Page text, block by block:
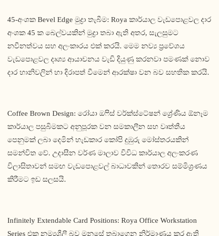
45-අංශක Bevel Edge මුද්‍රා තැබීම: Roya කාර්යාල වැඩපොළවල දාර
අංශක 45 ක බෙල්වයකින් මුද්‍රා තබා ඇති අතර, සැලසුමට
නවීනත්වය සහ අලංකාරය එක් කරයි. මෙම නව්‍ය ප්‍රවේශය
වැඩපොළවල දෘශ්‍ය ආයාචනය වැඩි දියුණු කරනවා පමණක් නොව
දාර හානිවලින් හා දිරාපත් වීමෙන් ආරක්ෂා වන බව සහතික කරයි.
Coffee Brown Design: රෝයා ඔෆිස් වර්ක්ස්ටේෂන් ශ්‍රේණිය ඕනෑම
කාර්යාල පසුබිමකට අනුපූරක වන සමකාලීන සහ වෘත්තීය
පෙනුමක් ලබා දෙමින් හැඩකාර කෝපි දුඹුරු මෝස්තරයකින්
සමන්විත වේ. උදාසීන වර්ණ මාලාව විවිධ කාර්යාල අලංකරණ
විලාසිතාවන් සමඟ වැඩපොළවල් බාධාවකින් තොරව සම්මිශ්‍රණය
කිරීමට ඉඩ සලසයි.
Infinitely Extendable Card Positions: Roya Office Workstation
Series එක නම්‍යශීලී බව මනසේ තබාගෙන නිර්මාණය කර ඇති